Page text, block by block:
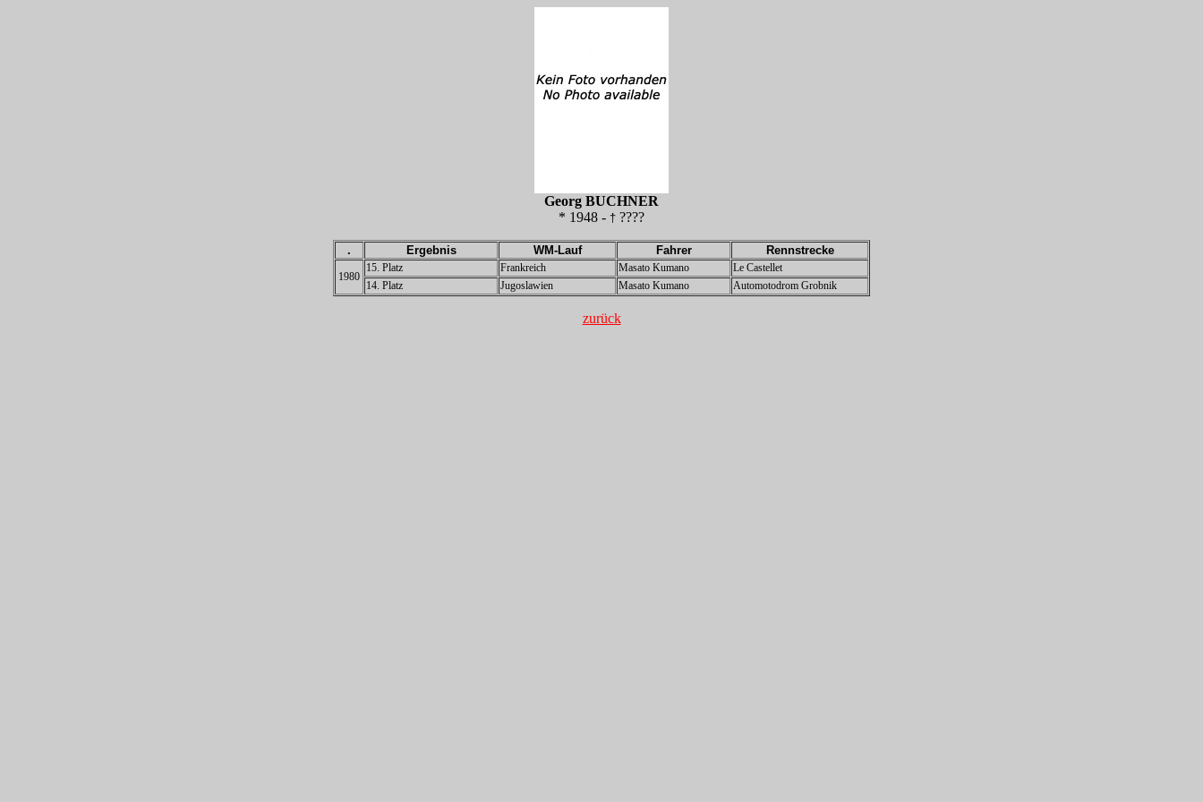
Georg BUCHNER
* 1948 - † ????
. Ergebnis WM-Lauf Fahrer Rennstrecke
1980
15. Platz Frankreich Masato Kumano
Le Castellet
14. Platz
Jugoslawien Masato Kumano Automotodrom Grobnik
zurück